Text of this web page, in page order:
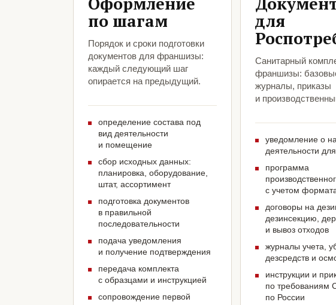
по шагам
Порядок и сроки подготовки
документов для франшизы:
каждый следующий шаг
опирается на предыдущий.
определение состава под
вид деятельности
и помещение
сбор исходных данных:
планировка, оборудование,
штат, ассортимент
подготовка документов
в правильной
последовательности
подача уведомления
и получение подтверждения
передача комплекта
с образцами и инструкцией
сопровождение первой
для
Санитарный
франшизы:
журналы, приказы
и
уведомление о
деятельности
программа
с учетом
договоры на
дезинсекцию,
и вывоз отходов
журналы учета,
дезсредств и
инструкции и
по требованиям
по России